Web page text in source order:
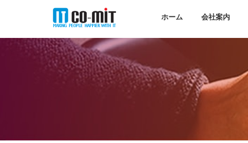
ホーム 会社案内